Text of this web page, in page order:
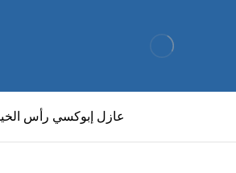
عازل إبوكسي رأس